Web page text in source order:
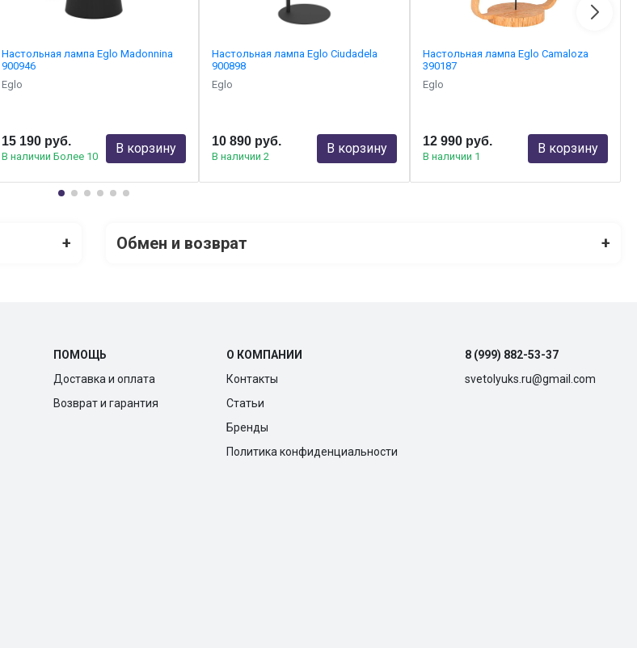
Настольная лампа Eglo Madonnina
900946
Eglo
15 190 руб.
В наличии Более 10
В корзину
Настольная лампа Eglo Ciudadela
900898
Eglo
10 890 руб.
В наличии 2
В корзину
Настольная лампа Eglo Camaloza
390187
Eglo
12 990 руб.
В наличии 1
В корзину
+ Обмен и возврат +
ПОМОЩЬ
Доставка и оплата
Возврат и гарантия
О КОМПАНИИ
Контакты
Статьи
Бренды
Политика конфиденциальности
8 (999) 882-53-37
svetolyuks.ru@gmail.com